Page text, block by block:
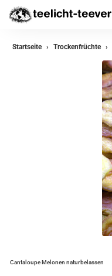
Startseite Trockenfrüchte
Cantaloupe Melonen naturbelassen